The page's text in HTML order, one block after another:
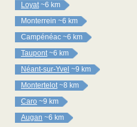
Loyat ~6 km
Monterrein ~6 km
Campénéac ~6 km
Taupont ~6 km
Néant-sur-Yvel ~9 km
Montertelot ~8 km
Caro ~9 km
Augan ~6 km